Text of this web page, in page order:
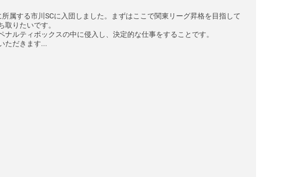
属する市川SCに入団しました。まずはここで関東リーグ昇格を目指して
りたいです。
ルティボックスの中に侵入し、決定的な仕事をすることです。
ただきます...